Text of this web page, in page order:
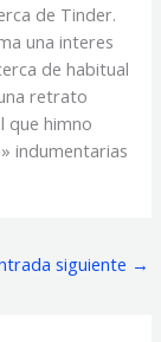
de Tinder.
una interes
de habitual
retrato
que himno
indumentarias
siguiente →